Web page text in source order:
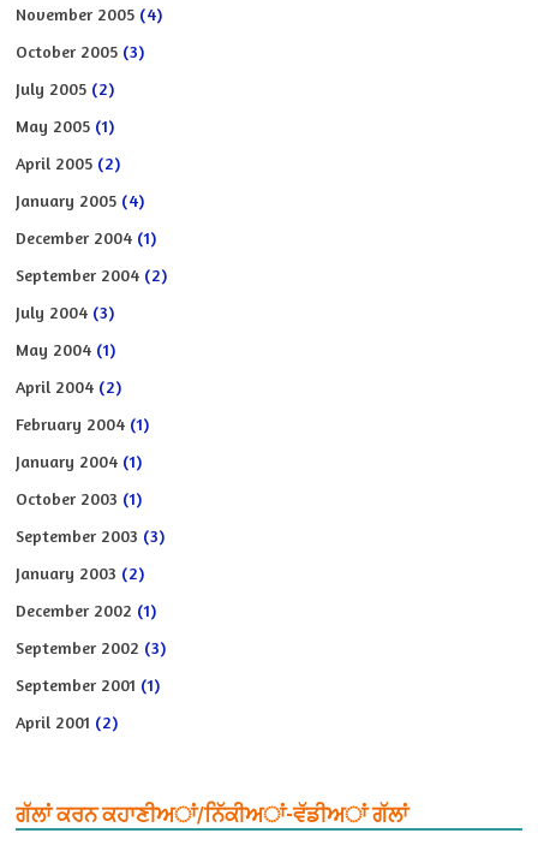
November 2005 (4)
October 2005 (3)
July 2005 (2)
May 2005 (1)
April 2005 (2)
January 2005 (4)
December 2004 (1)
September 2004 (2)
July 2004 (3)
May 2004 (1)
April 2004 (2)
February 2004 (1)
January 2004 (1)
October 2003 (1)
September 2003 (3)
January 2003 (2)
December 2002 (1)
September 2002 (3)
September 2001 (1)
April 2001 (2)
ਗੱਲਾਂ ਕਰਨ ਕਹਾਣੀਅਾਂ/ਨਿੱਕੀਅਾਂ-ਵੱਡੀਅਾਂ ਗੱਲਾਂ